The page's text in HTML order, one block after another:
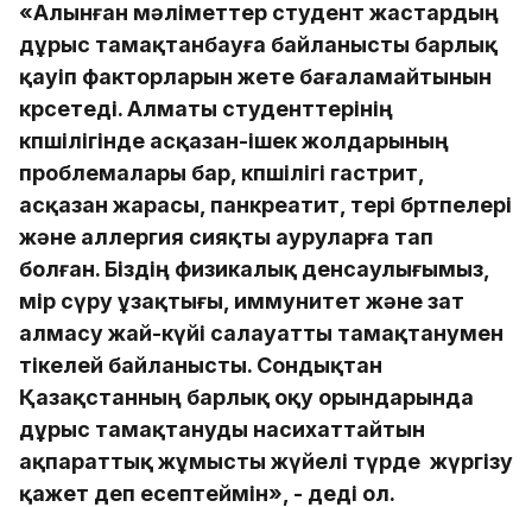
«Алынған мәліметтер студент жастардың
дұрыс тамақтанбауға байланысты барлық
қауіп факторларын жете бағаламайтынын
көрсетеді. Алматы студенттерінің
көпшілігінде асқазан-ішек жолдарының
проблемалары бар, көпшілігі гастрит,
асқазан жарасы, панкреатит, тері бөртпелері
және аллергия сияқты ауруларға тап
болған. Біздің физикалық денсаулығымыз,
өмір сүру ұзақтығы, иммунитет және зат
алмасу жай-күйі салауатты тамақтанумен
тікелей байланысты. Сондықтан
Қазақстанның барлық оқу орындарында
дұрыс тамақтануды насихаттайтын
ақпараттық жұмысты жүйелі түрде жүргізу
қажет деп есептеймін», - деді ол.